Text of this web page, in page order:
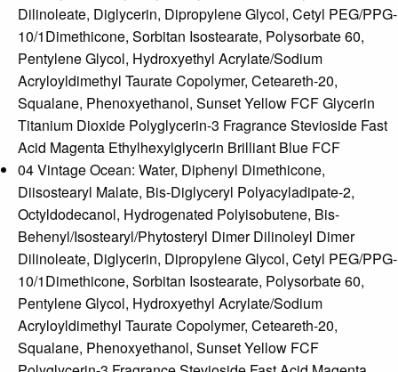
Dilinoleate, Diglycerin, Dipropylene Glycol, Cetyl PEG/PPG-
10/1Dimethicone, Sorbitan Isostearate, Polysorbate 60,
Pentylene Glycol, Hydroxyethyl Acrylate/Sodium
Acryloyldimethyl Taurate Copolymer, Ceteareth-20,
Squalane, Phenoxyethanol, Sunset Yellow FCF Glycerin
Titanium Dioxide Polyglycerin-3 Fragrance Stevioside Fast
Acid Magenta Ethylhexylglycerin Brilliant Blue FCF
04 Vintage Ocean: Water, Diphenyl Dimethicone,
Diisostearyl Malate, Bis-Diglyceryl Polyacyladipate-2,
Octyldodecanol, Hydrogenated Polyisobutene, Bis-
Behenyl/Isostearyl/Phytosteryl Dimer Dilinoleyl Dimer
Dilinoleate, Diglycerin, Dipropylene Glycol, Cetyl PEG/PPG-
10/1Dimethicone, Sorbitan Isostearate, Polysorbate 60,
Pentylene Glycol, Hydroxyethyl Acrylate/Sodium
Acryloyldimethyl Taurate Copolymer, Ceteareth-20,
Squalane, Phenoxyethanol, Sunset Yellow FCF